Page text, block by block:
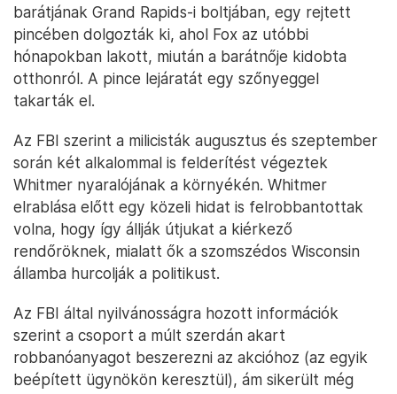
barátjának Grand Rapids-i boltjában, egy rejtett
pincében dolgozták ki, ahol Fox az utóbbi
hónapokban lakott, miután a barátnője kidobta
otthonról. A pince lejáratát egy szőnyeggel
takarták el.
Az FBI szerint a milicisták augusztus és szeptember
során két alkalommal is felderítést végeztek
Whitmer nyaralójának a környékén. Whitmer
elrablása előtt egy közeli hidat is felrobbantottak
volna, hogy így állják útjukat a kiérkező
rendőröknek, mialatt ők a szomszédos Wisconsin
államba hurcolják a politikust.
Az FBI által nyilvánosságra hozott információk
szerint a csoport a múlt szerdán akart
robbanóanyagot beszerezni az akcióhoz (az egyik
beépített ügynökön keresztül), ám sikerült még